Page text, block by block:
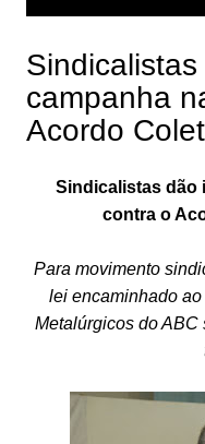
campanha
Acordo
Sindicalistas dão
contra o
Para movimento
lei encaminhado
Metalúrgicos do